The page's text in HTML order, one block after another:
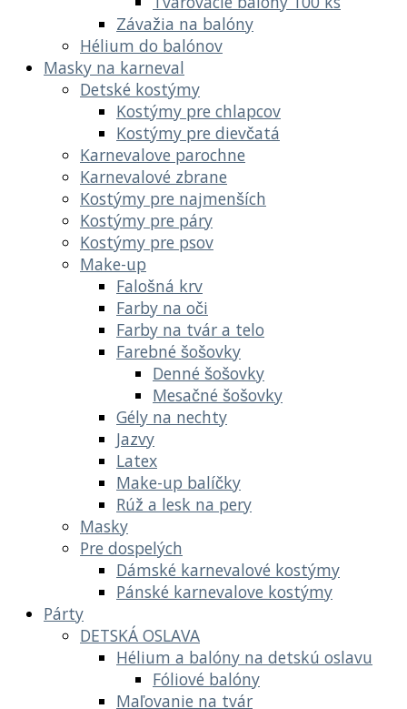
Závažia na balóny
Hélium do balónov
Masky na karneval
Detské kostýmy
Kostýmy pre chlapcov
Kostýmy pre dievčatá
Karnevalove parochne
Karnevalové zbrane
Kostýmy pre najmenších
Kostýmy pre páry
Kostýmy pre psov
Make-up
Falošná krv
Farby na oči
Farby na tvár a telo
Farebné šošovky
Denné šošovky
Mesačné šošovky
Gély na nechty
Jazvy
Latex
Make-up balíčky
Rúž a lesk na pery
Masky
Pre dospelých
Dámské karnevalové kostýmy
Pánské karnevalove kostýmy
Párty
DETSKÁ OSLAVA
Hélium a balóny na detskú oslavu
Fóliové balóny
Maľovanie na tvár